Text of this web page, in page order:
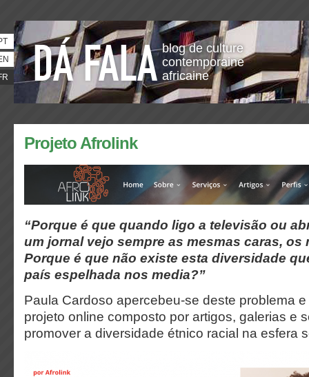
blog de culture
contemporaine
africaine
Projeto Afrolink
“Porque é que quando ligo a televisão ou
um jornal vejo sempre as mesmas caras, os
Porque é que não existe esta diversidade
país espelhada nos media?”
Paula Cardoso apercebeu-se deste problema
projeto online composto por artigos, galerias e
promover a diversidade étnico racial na esfera